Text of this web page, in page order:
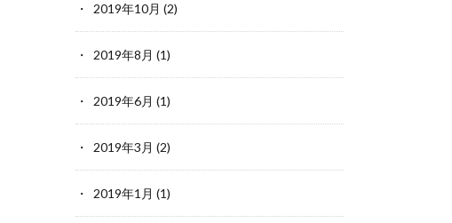
2019年10月 (2)
2019年8月 (1)
2019年6月 (1)
2019年3月 (2)
2019年1月 (1)